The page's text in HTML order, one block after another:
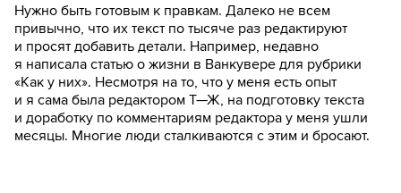
Нужно быть готовым к правкам. Далеко не всем
привычно, что их текст по тысяче раз редактируют
и просят добавить детали. Например, недавно
я написала статью о жизни в Ванкувере для рубрики
«Как у них». Несмотря на то, что у меня есть опыт
и я сама была редактором Т—Ж, на подготовку текста
и доработку по комментариям редактора у меня ушли
месяцы. Многие люди сталкиваются с этим и бросают.